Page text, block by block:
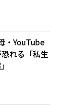
・YouTube
れる「私生